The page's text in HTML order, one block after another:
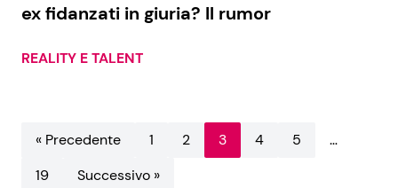
ex fidanzati in giuria? Il rumor
REALITY E TALENT
« Precedente 1 2 3 4 5
…
19
Successivo »